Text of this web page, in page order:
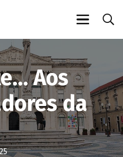
Aos
da